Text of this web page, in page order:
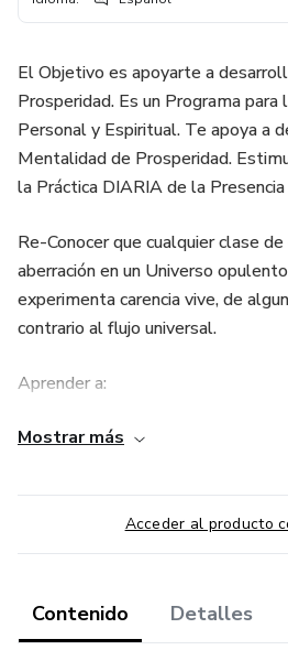
El Objetivo es apoyarte a
Prosperidad. Es un Programa para
Personal y Espiritual. Te apoya a
Mentalidad de Prosperidad.
la Práctica DIARIA de la
Re-Conocer que cualquier clase
aberración en un Universo
experimenta carencia vive, de
contrario al flujo universal.
Aprender a:
1. Darle un Vuelco a la Adversidad
2. Desarrollar una ACTITUD
3. Crear ABUNDANCIA por
4. Mantener tu enfoque en la
Mostrar más
Acceder al producto
Contenido Detalles